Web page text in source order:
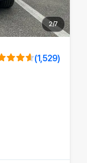
2/7
(1,529)